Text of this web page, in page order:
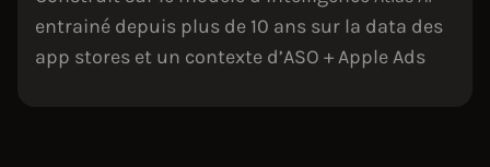
entrainé depuis plus de 10 ans sur la data des
app stores et un contexte d’ASO + Apple Ads